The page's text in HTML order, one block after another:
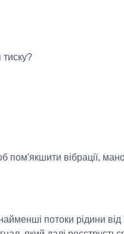
пом'якшити вібрації,
потоки рідини від